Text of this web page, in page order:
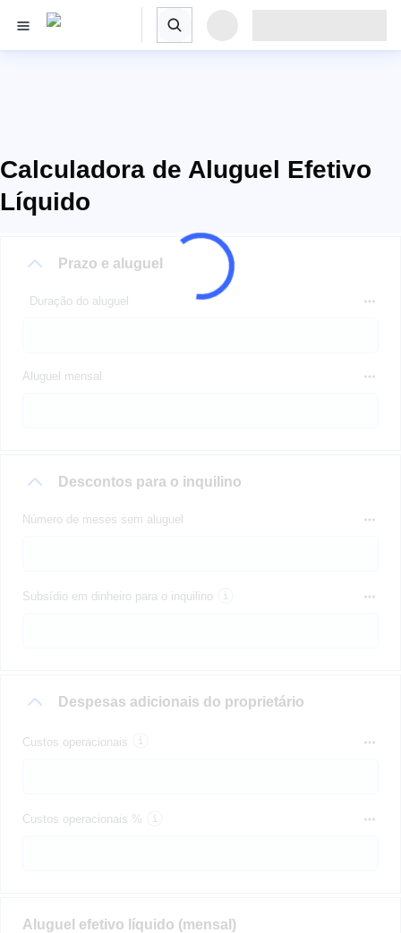
Calculadora de Aluguel Efetivo
Líquido
Prazo e aluguel
Duração do aluguel
Aluguel mensal
Descontos para o inquilino
Número de meses sem aluguel
Subsídio em dinheiro para o inquilino
Despesas adicionais do proprietário
Custos operacionais
Custos operacionais %
Aluguel efetivo líquido (mensal)